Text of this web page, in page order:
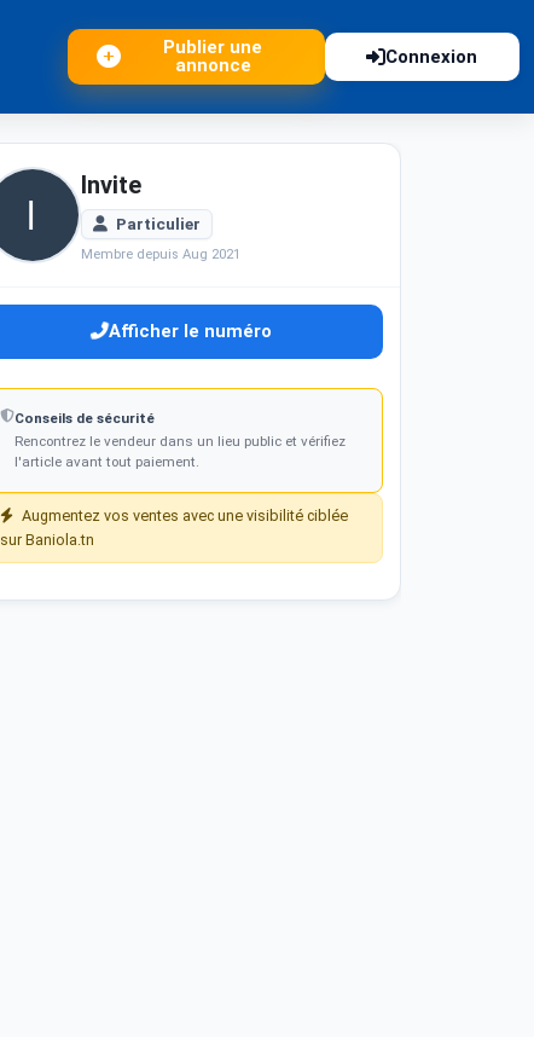
Publier une
annonce
Connexion
Invite
Particulier
Membre depuis Aug 2021
Afficher le numéro
Conseils de sécurité
Rencontrez le vendeur dans un lieu public et vérifiez
l'article avant tout paiement.
Augmentez vos ventes avec une visibilité ciblée
sur Baniola.tn